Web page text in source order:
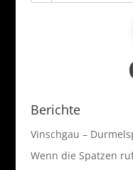
Berichte
Vinschgau –
Wenn die Spatzen